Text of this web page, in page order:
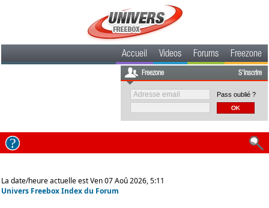
Accueil Videos Forums Freezone
Freezone S'inscrire
Pass oublié ?
La date/heure actuelle est Ven 07 Aoû 2026, 5:11
Univers Freebox Index du Forum